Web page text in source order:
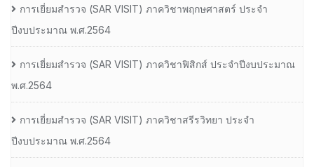
การเยี่ยมสํารวจ (SAR VISIT) ภาควิชาพฤกษศาสตร์ ประจํา
ปีงบประมาณ พ.ศ.2564
การเยี่ยมสํารวจ (SAR VISIT) ภาควิชาฟิสิกส์ ประจําปีงบประมาณ
พ.ศ.2564
การเยี่ยมสํารวจ (SAR VISIT) ภาควิชาสรีรวิทยา ประจํา
ปีงบประมาณ พ.ศ.2564